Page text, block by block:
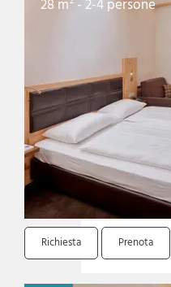
28 m² - 2-4 persone
Richiesta Prenota